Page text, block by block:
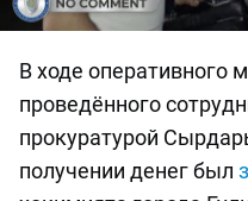
В ходе оперативного
проведённого
прокуратурой
получении денег был